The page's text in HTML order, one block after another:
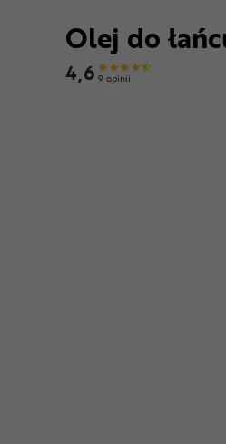
Mapa
Olej do
4,6 9 opinii